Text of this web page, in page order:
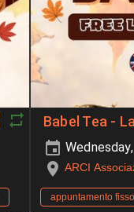
Babel Tea -
ARCI
appuntamento fisso